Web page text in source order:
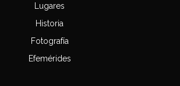
Lugares
Historia
Fotografía
Efemérides